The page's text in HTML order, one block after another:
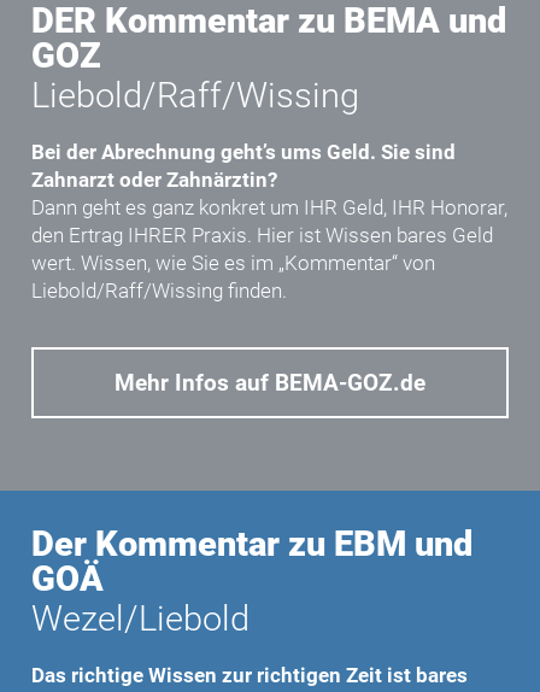
DER Kommentar zu BEMA und
GOZ
Liebold/Raff/Wissing
Bei der Abrechnung geht’s ums Geld. Sie sind
Zahnarzt oder Zahnärztin?
Dann geht es ganz konkret um IHR Geld, IHR Honorar,
den Ertrag IHRER Praxis. Hier ist Wissen bares Geld
wert. Wissen, wie Sie es im „Kommentar“ von
Liebold/Raff/Wissing finden.
Mehr Infos auf BEMA-GOZ.de
Der Kommentar zu EBM und
GOÄ
Wezel/Liebold
Das richtige Wissen zur richtigen Zeit ist bares